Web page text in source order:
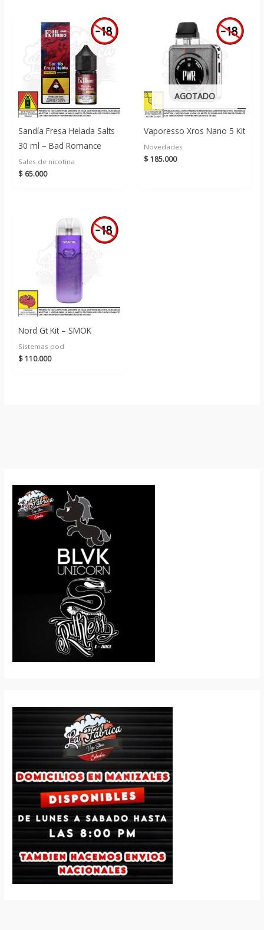
Sandía Fresa Helada Salts
30 ml – Bad Romance
Sales de nicotina
$ 65.000
AGOTADO
Vaporesso Xros Nano 5 Kit
Novedades
$185.000
Nord Gt Kit – SMOK
Sistemas pod
$110.000